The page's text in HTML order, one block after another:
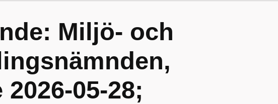
Miljö- och
05-28;